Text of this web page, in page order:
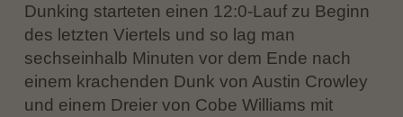
Dunking starteten einen 12:0-Lauf zu Beginn
des letzten Viertels und so lag man
sechseinhalb Minuten vor dem Ende nach
einem krachenden Dunk von Austin Crowley
und einem Dreier von Cobe Williams mit